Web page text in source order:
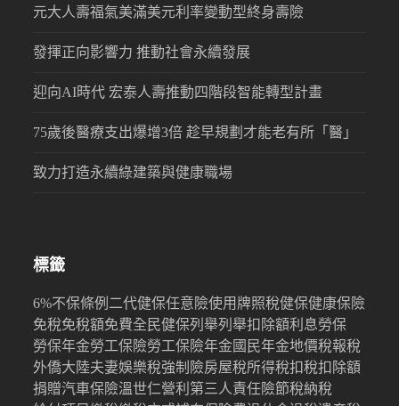
元大人壽福氣美滿美元利率變動型終身壽險
發揮正向影響力 推動社會永續發展
迎向AI時代 宏泰人壽推動四階段智能轉型計畫
75歲後醫療支出爆增3倍 趁早規劃才能老有所「醫」
致力打造永續綠建築與健康職場
標籤
6%不保條例 二代健保任意險使用牌照稅健保健康保險
免稅免稅額免費全民健保列舉列舉扣除額利息勞保
勞保年金勞工保險勞工保險年金國民年金地價稅報稅
外僑大陸夫妻娛樂稅強制險房屋稅所得稅扣稅扣除額
捐贈汽車保險溫世仁營利 第三人責任險節稅納稅